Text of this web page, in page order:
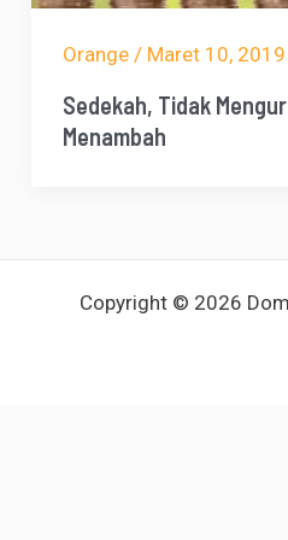
Orange/ Maret 10, 2019
Sedekah, Tidak
Menambah
Copyright © 2026